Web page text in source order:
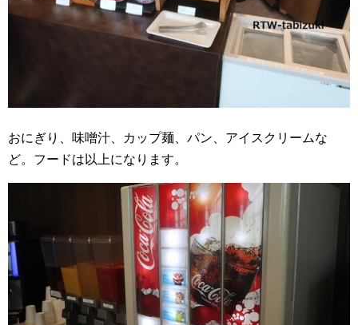
おにぎり、味噌汁、カップ麺、パン、アイスクリームな
ど。フードは以上になります。